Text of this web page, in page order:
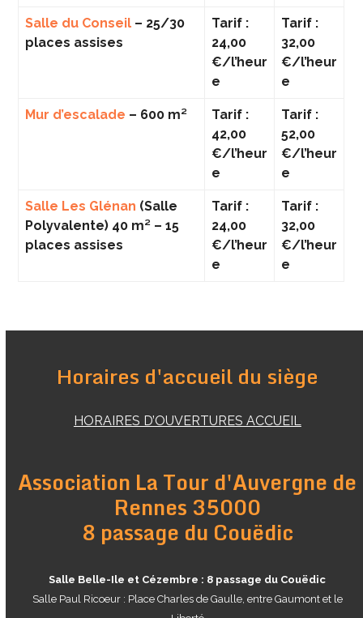
Salle du Conseil – 25/30
places assises
Tarif :
24,00
€/l’heur
e
Tarif :
32,00
€/l’heur
e
Mur d’escalade – 600 m²
Tarif :
42,00
€/l’heur
e
Tarif :
52,00
€/l’heur
e
Salle Les Glénan (Salle
Polyvalente) 40 m² – 15
places assises
Tarif :
24,00
€/l’heur
e
Tarif :
32,00
€/l’heur
e
Horaires d'accueil du siège
HORAIRES D’OUVERTURES ACCUEIL
Association La Tour d'Auvergne de
Rennes 35000
8 passage du Couëdic
Salle Belle-Ile et Cézembre : 8 passage du Couëdic
Salle Paul Ricoeur : Place Charles de Gaulle, entre Gaumont et le